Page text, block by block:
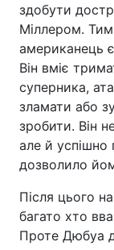
здобути
Міллером.
американець
Він вміє
суперника,
зламати або
зробити. Він
але й успішно
дозволило
Після цього
багато хто
Проте Дюбуа